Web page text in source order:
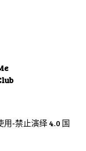
-禁止演绎 4.0 国